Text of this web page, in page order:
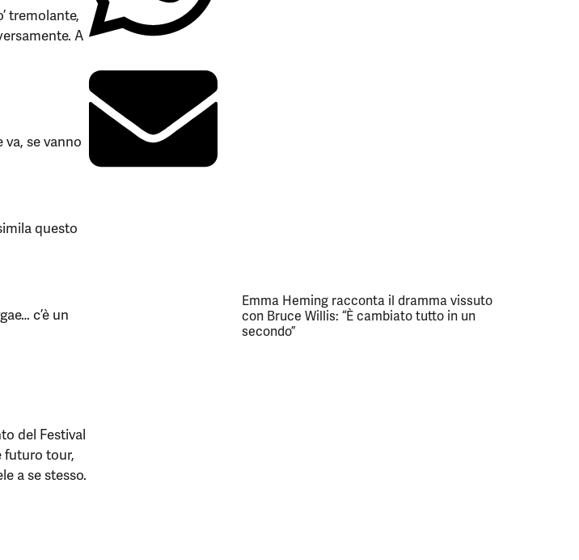
tremolante,
A
se vanno
questo
c’è un
del Festival
futuro tour,
a se stesso.
Emma Heming racconta il dramma vissuto
con Bruce Willis: “È cambiato tutto in un
secondo”